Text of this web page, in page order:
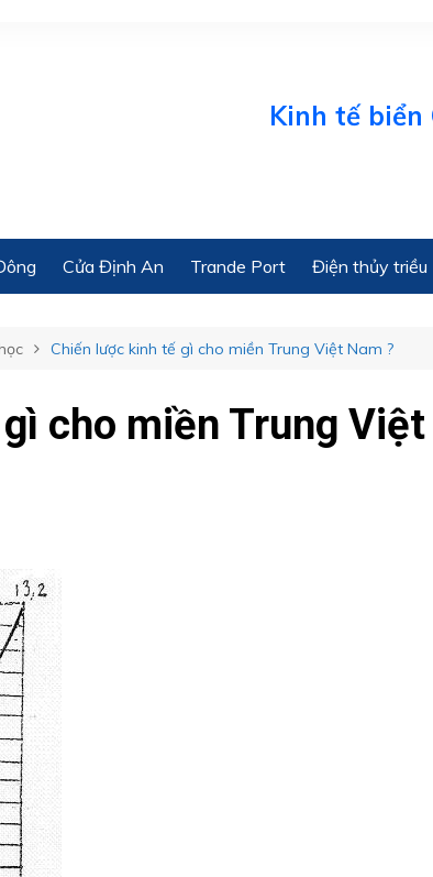
Kinh tế biển
Cửa Định An Trande Port Điện thủy triều
Chiến lược kinh tế gì cho miền Trung Việt Nam ?
cho miền Trung Việt